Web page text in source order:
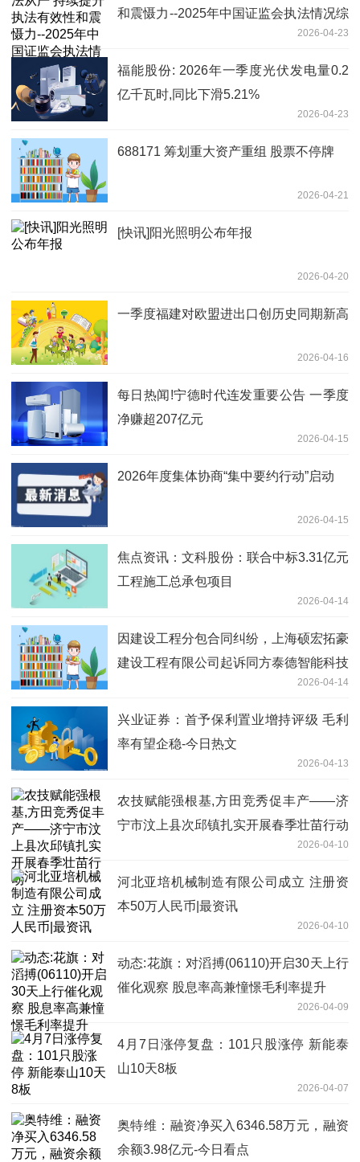
和震慑力--2025年中国证监会执法情况综
2026-04-23
福能股份: 2026年一季度光伏发电量0.2
亿千瓦时,同比下滑5.21%
2026-04-23
688171 筹划重大资产重组 股票不停牌
2026-04-21
[快讯]阳光照明公布年报
2026-04-20
一季度福建对欧盟进出口创历史同期新高
2026-04-16
每日热闻!宁德时代连发重要公告 一季度
净赚超207亿元
2026-04-15
2026年度集体协商“集中要约行动”启动
2026-04-15
焦点资讯：文科股份：联合中标3.31亿元
工程施工总承包项目
2026-04-14
因建设工程分包合同纠纷，上海硕宏拓豪
建设工程有限公司起诉同方泰德智能科技
2026-04-14
兴业证券：首予保利置业增持评级 毛利
率有望企稳-今日热文
2026-04-13
农技赋能强根基,方田竞秀促丰产——济
宁市汶上县次邱镇扎实开展春季壮苗行动
2026-04-10
河北亚培机械制造有限公司成立 注册资
本50万人民币|最资讯
2026-04-10
动态:花旗：对滔搏(06110)开启30天上行
催化观察 股息率高兼憧憬毛利率提升
2026-04-09
4月7日涨停复盘：101只股涨停 新能泰
山10天8板
2026-04-07
奥特维：融资净买入6346.58万元，融资
余额3.98亿元-今日看点